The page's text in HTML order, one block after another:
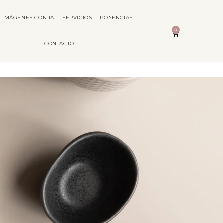
IMÁGENES CON IA SERVICIOS PONENCIAS
CONTACTO
0